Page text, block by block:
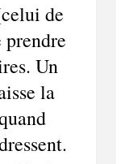
de
Un
la